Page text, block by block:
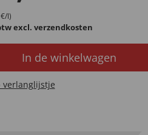
l)
excl. verzendkosten
In de winkelwagen
verlanglijstje